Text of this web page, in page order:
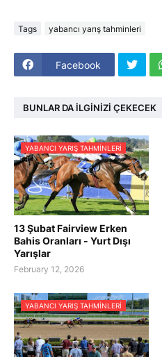
Tags yabancı yarış tahminleri
Facebook
BUNLAR DA İLGINIZI ÇEKECEK
YABANCI YARIŞ TAHMINLERI
13 Şubat Fairview Erken
Bahis Oranları - Yurt Dışı
Yarışlar
February 12, 2026
YABANCI YARIŞ TAHMINLERI